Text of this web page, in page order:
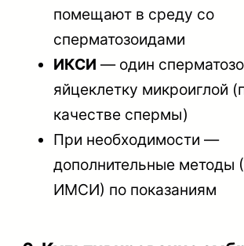
помещают в среду со
сперматозоидами
ИКСИ — один
яйцеклетку микроиглой
качестве спермы)
При необходимости —
дополнительные
ИМСИ) по показаниям